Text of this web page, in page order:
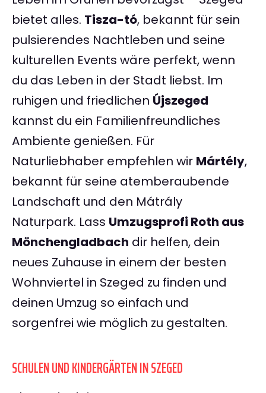
bietet alles. Tisza-tó, bekannt für sein
pulsierendes Nachtleben und seine
kulturellen Events wäre perfekt, wenn
du das Leben in der Stadt liebst. Im
ruhigen und friedlichen Újszeged
kannst du ein Familienfreundliches
Ambiente genießen. Für
Naturliebhaber empfehlen wir Mártély,
bekannt für seine atemberaubende
Landschaft und den Mátrály
Naturpark. Lass Umzugsprofi Roth aus
Mönchengladbach dir helfen, dein
neues Zuhause in einem der besten
Wohnviertel in Szeged zu finden und
deinen Umzug so einfach und
sorgenfrei wie möglich zu gestalten.
SCHULEN UND KINDERGÄRTEN IN SZEGED